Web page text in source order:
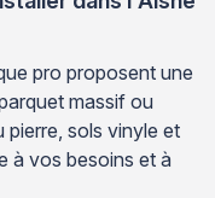
pro proposent une
massif ou
pierre, sols vinyle et
à vos besoins et à